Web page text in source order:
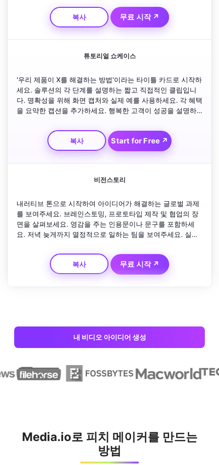
동적이고 파악하기 쉽고 시각적으로 만족스럽게 보세요.
복사
무료 시작 ↗
튜토리얼 쇼케이스
'우리 제품이 X를 해결하는 방법'이라는 타이틀 카드로 시작하
세요. 솔루션의 각 단계를 설명하는 짧고 직접적인 클립입니
다. 명확성을 위해 화면 캡처와 실제 예를 사용하세요. 각 혜택
을 요약한 캡션을 추가하세요. 행복한 고객이 성공을 설명하
사운드로 명확한 교육 흐름을 유지하세요.
복사
Start for Free ↗
비전스토리
내러티브 톤으로 시작하여 아이디어가 해결하는 글로벌 과제
를 보여주세요. 브레인스토밍, 프로토타입 제작 및 협업의 장
면을 살펴보세요. 영감을 주는 인용문이나 문구를 포함하세
요. 저녁 늦게까지 열정적으로 일하는 팀을 보여주세요. 실제
드를 변화의 리더로 자리매김하는 희망적인 메시지로 마무리
복사 무료 시작 ↗
내 비디오 아이디어 생성
Media.io로 피치 메이커를 만드는
방법